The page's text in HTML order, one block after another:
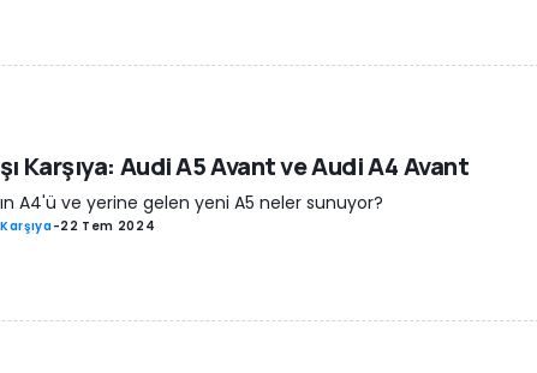
Karşıya: Audi A5 Avant ve Audi A4 Avant
A4'ü ve yerine gelen yeni A5 neler sunuyor?
-22 Tem 2024